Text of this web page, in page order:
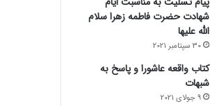
شهادت حضرت فاطمه زهرا سلام
الله علیها
30 سپتامبر 2021
کتاب واقعه عاشورا و پاسخ به
شبهات
9 جولای 2021